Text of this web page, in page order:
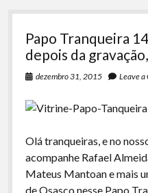
Komos
La Siesta Podcast
Arquivo CDR
Papo Tranqueira
Lucas Oliveira
Kaique Xavier
Papo Tranqueira
depois da
dezembro 31, 2015 Leave a
Olá tranqueiras, e no
acompanhe Rafael
Mateus Mantoan e mais
de Osasco nesse Papo